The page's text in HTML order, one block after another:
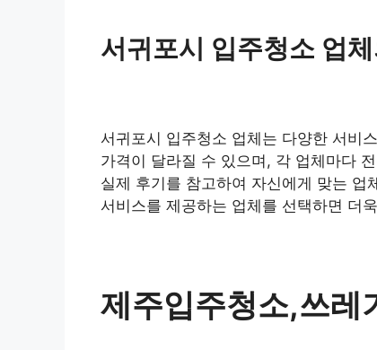
서귀포시 입주청소 업
서귀포시 입주청소 업체는 다양한 서비
가격이 달라질 수 있으며, 각 업체마다
실제 후기를 참고하여 자신에게 맞는 업
서비스를 제공하는 업체를 선택하면 더
제주입주청소,쓰레